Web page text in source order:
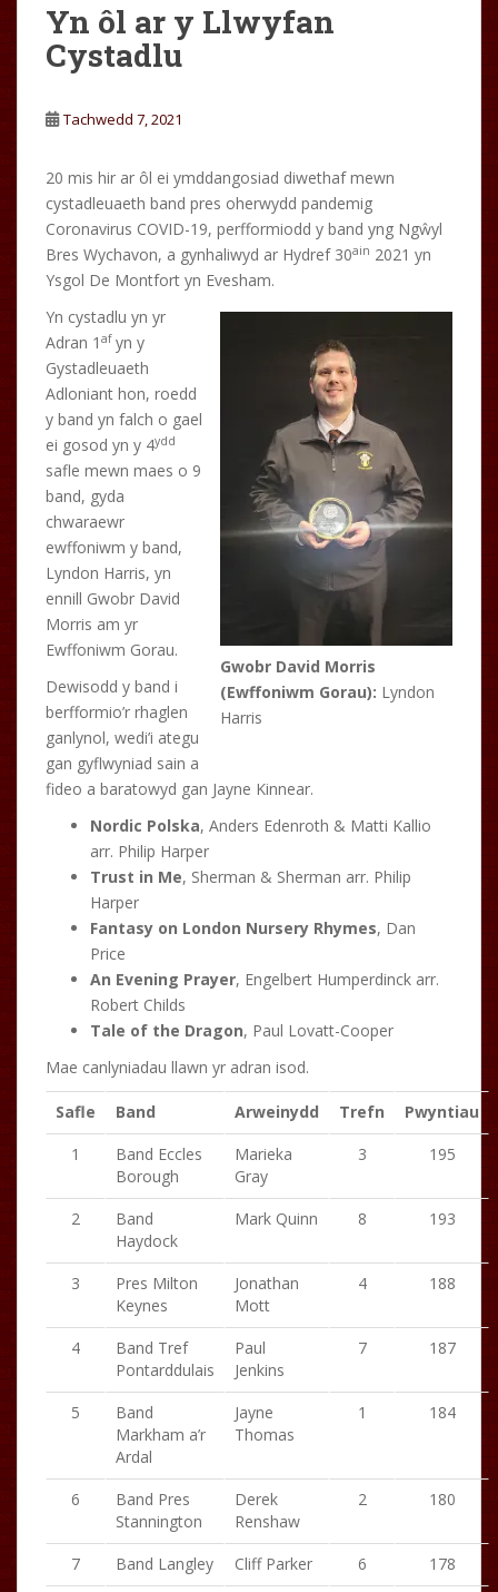
Yn ôl ar y Llwyfan
Cystadlu
Tachwedd 7, 2021
20 mis hir ar ôl ei ymddangosiad diwethaf mewn
cystadleuaeth band pres oherwydd pandemig
Coronavirus COVID-19, perfformiodd y band yng Ngŵyl
Bres Wychavon, a gynhaliwyd ar Hydref 30ain 2021 yn
Ysgol De Montfort yn Evesham.
Gwobr David Morris
(Ewffoniwm Gorau): Lyndon
Harris
Yn cystadlu yn yr
Adran 1 afyn y
Gystadleuaeth
Adloniant hon, roedd
y band yn falch o gael
ei gosod yn y 4ydd
safle mewn maes o 9
band, gyda
chwaraewr
ewffoniwm y band,
Lyndon Harris, yn
ennill Gwobr David
Morris am yr
Ewffoniwm Gorau.
Dewisodd y band i
berfformio’r rhaglen
ganlynol, wedi’i ategu
gan gyflwyniad sain a
fideo a baratowyd gan Jayne Kinnear.
Nordic Polska, Anders Edenroth & Matti Kallio
arr. Philip Harper
Trust in Me, Sherman & Sherman arr. Philip
Harper
Fantasy on London Nursery Rhymes, Dan
Price
An Evening Prayer, Engelbert Humperdinck arr.
Robert Childs
Tale of the Dragon, Paul Lovatt-Cooper
Mae canlyniadau llawn yr adran isod.
Safle Band Arweinydd Trefn
Pwyntiau
1
Band Eccles
Borough
Marieka
Gray
3 195
2
Band
Haydock
Mark Quinn 8 193
3
Pres Milton
Keynes
Jonathan
Mott
4 188
4
Band Tref
Pontarddulais
Paul
Jenkins
7 187
5
Band
Markham a’r
Ardal
Jayne
Thomas
1 184
6
Band Pres
Stannington
Derek
Renshaw
2 180
7 Band Langley Cliff Parker 6
178